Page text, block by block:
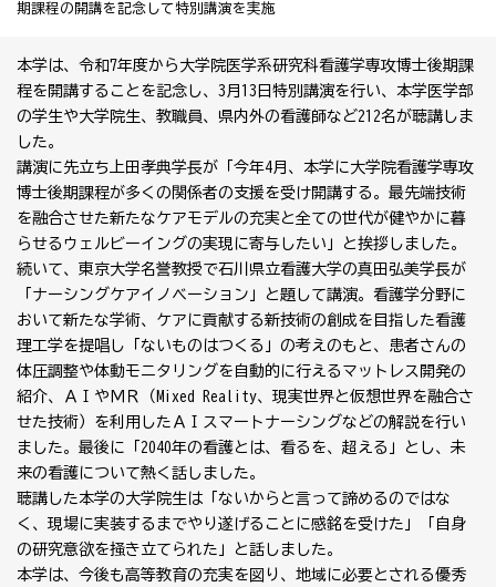
期課程の開講を記念して特別講演を実施
本学は、令和7年度から大学院医学系研究科看護学専攻博士後期課
程を開講することを記念し、3月13日特別講演を行い、本学医学部
の学生や大学院生、教職員、県内外の看護師など212名が聴講しま
した。
講演に先立ち上田孝典学長が「今年4月、本学に大学院看護学専攻
博士後期課程が多くの関係者の支援を受け開講する。最先端技術
を融合させた新たなケアモデルの充実と全ての世代が健やかに暮
らせるウェルビーイングの実現に寄与したい」と挨拶しました。
続いて、東京大学名誉教授で石川県立看護大学の真田弘美学長が
「ナーシングケアイノベーション」と題して講演。看護学分野に
おいて新たな学術、ケアに貢献する新技術の創成を目指した看護
理工学を提唱し「ないものはつくる」の考えのもと、患者さんの
体圧調整や体動モニタリングを自動的に行えるマットレス開発の
紹介、ＡＩやＭＲ（Mixed Reality、現実世界と仮想世界を融合さ
せた技術）を利用したＡＩスマートナーシングなどの解説を行い
ました。最後に「2040年の看護とは、看るを、超える」とし、未
来の看護について熱く話しました。
聴講した本学の大学院生は「ないからと言って諦めるのではな
く、現場に実装するまでやり遂げることに感銘を受けた」「自身
の研究意欲を掻き立てられた」と話しました。
本学は、今後も高等教育の充実を図り、地域に必要とされる優秀